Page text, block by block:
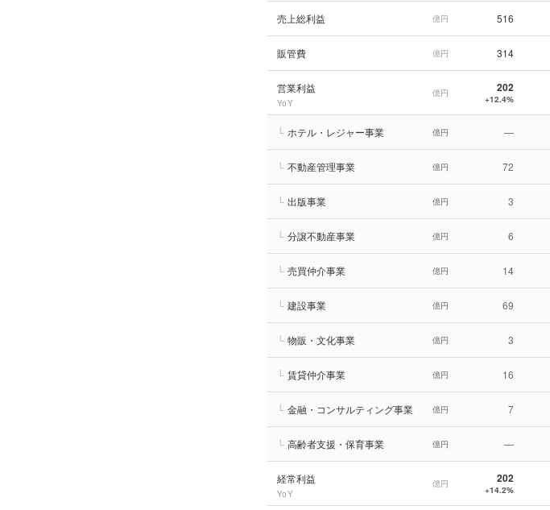
売上総利益 億円 516
販管費 億円 314
営業利益
YoY
億円 202
+12.4%
└ ホテル・レジャー事業 億円 —
└ 不動産管理事業 億円 72
└ 出版事業 億円 3
└ 分譲不動産事業 億円 6
└ 売買仲介事業 億円 14
└ 建設事業 億円 69
└ 物販・文化事業 億円 3
└ 賃貸仲介事業 億円 16
└ 金融・コンサルティング事業 億円 7
└ 高齢者支援・保育事業 億円 —
経常利益
YoY
億円 202
+14.2%